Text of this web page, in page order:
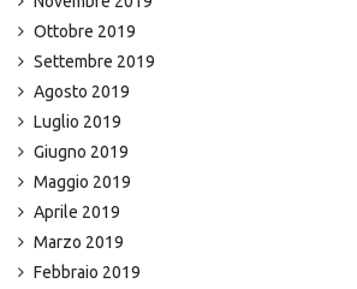
Ottobre 2019
Settembre 2019
Agosto 2019
Luglio 2019
Giugno 2019
Maggio 2019
Aprile 2019
Marzo 2019
Febbraio 2019